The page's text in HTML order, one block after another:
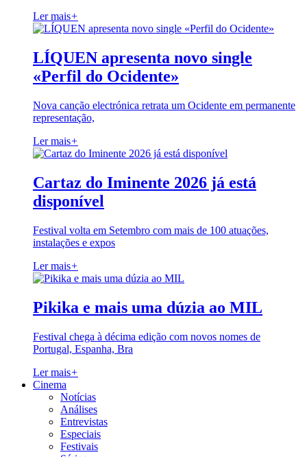
Ler mais+
LÍQUEN apresenta novo single
«Perfil do Ocidente»
Nova canção electrónica retrata um Ocidente em permanente
representação,
Ler mais+
Cartaz do Iminente 2026 já está
disponível
Festival volta em Setembro com mais de 100 atuações,
instalações e expos
Ler mais+
Pikika e mais uma dúzia ao MIL
Festival chega à décima edição com novos nomes de
Portugal, Espanha, Bra
Ler mais+
Cinema
Notícias
Análises
Entrevistas
Especiais
Festivais